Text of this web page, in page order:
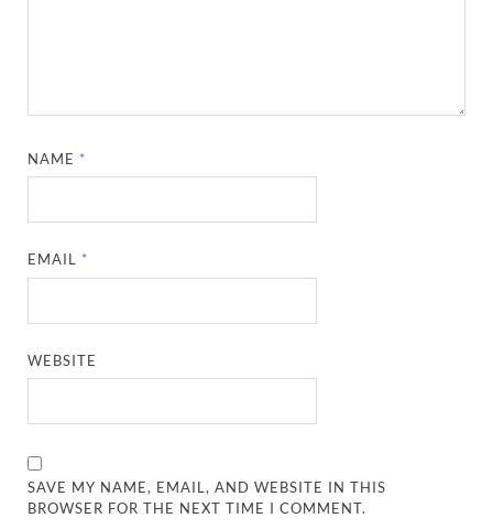
NAME *
EMAIL *
WEBSITE
SAVE MY NAME, EMAIL, AND WEBSITE IN THIS
BROWSER FOR THE NEXT TIME I COMMENT.